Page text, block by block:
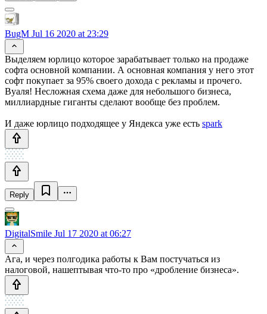
BugM Jul 16 2020 at 23:29
Выделяем юрлицо которое зарабатывает только на продаже
софта основной компании. А основная компания у него этот
софт покупает за 95% своего дохода с рекламы и прочего.
Вуаля! Несложная схема даже для небольшого бизнеса,
миллиардные гиганты сделают вообще без проблем.
И даже юрлицо подходящее у Яндекса уже есть spark
Reply
DigitalSmile Jul 17 2020 at 06:27
Ага, и через полгодика работы к Вам постучаться из
налоговой, нашептывая что-то про «дробление бизнеса».